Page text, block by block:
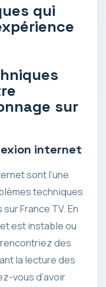
qui
sur
internet
sont l’une
techniques
France TV. En
est instable ou
des
la lecture des
vous d’avoir